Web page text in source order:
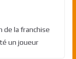
de la franchise
un joueur